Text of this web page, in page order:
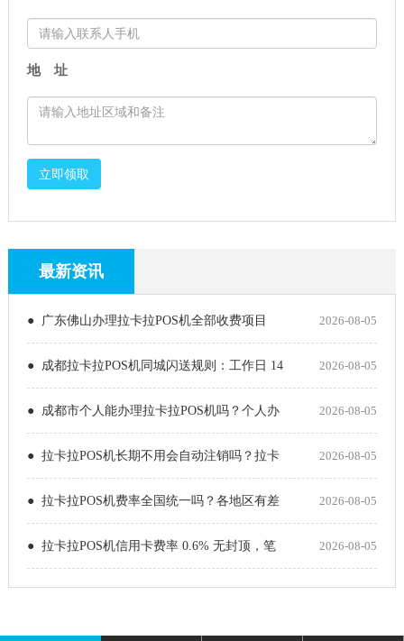
地 址
立即领取
最新资讯
● 广东佛山办理拉卡拉POS机全部收费项目 2026-08-05
● 成都拉卡拉POS机同城闪送规则：工作日 14 2026-08-05
● 成都市个人能办理拉卡拉POS机吗？个人办 2026-08-05
● 拉卡拉POS机长期不用会自动注销吗？拉卡 2026-08-05
● 拉卡拉POS机费率全国统一吗？各地区有差 2026-08-05
● 拉卡拉POS机信用卡费率 0.6% 无封顶，笔 2026-08-05